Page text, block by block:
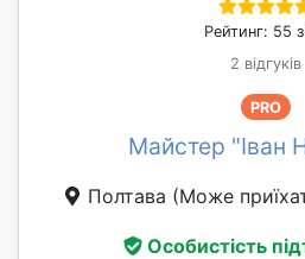
Рейтинг: 55
2 відгуків
PRO
Майстер "Іван
Полтава (Може
Особистість